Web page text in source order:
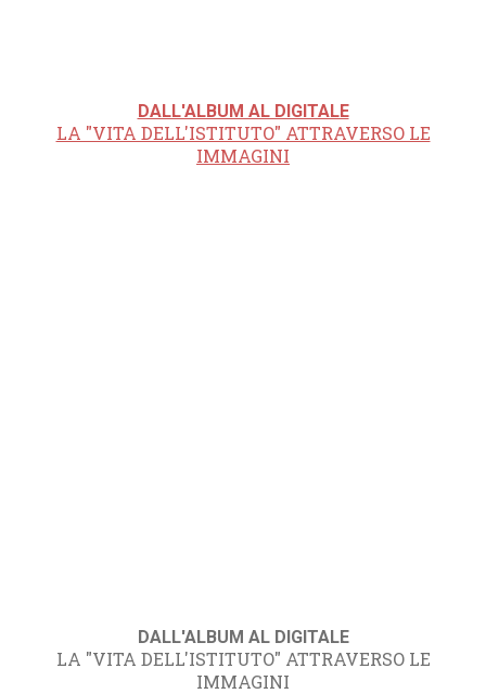
DALL'ALBUM AL DIGITALE
LA "VITA DELL'ISTITUTO" ATTRAVERSO LE
IMMAGINI
DALL'ALBUM AL DIGITALE
LA "VITA DELL'ISTITUTO" ATTRAVERSO LE
IMMAGINI